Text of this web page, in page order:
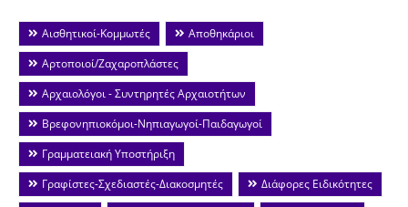
Αισθητικοί-Κομμωτές
Αποθηκάριοι
Αρτοποιοί/Ζαχαροπλάστες
Αρχαιολόγοι - Συντηρητές Αρχαιοτήτων
Βρεφονηπιοκόμοι-Νηπιαγωγοί-Παιδαγωγοί
Γραμματειακή Υποστήριξη
Γραφίστες-Σχεδιαστές-Διακοσμητές
Διάφορες Ειδικότητες